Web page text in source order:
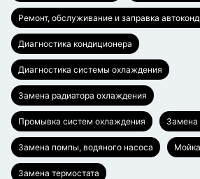
Ремонт, обслуживание и заправка
Диагностика кондиционера
Диагностика системы охлаждения
Замена радиатора охлаждения
Промывка систем охлаждения Замена
Замена помпы, водяного насоса
Замена термостата